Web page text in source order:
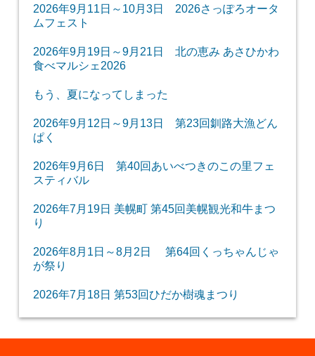
2026年9月11日～10月3日 2026さっぽろオータ
ムフェスト
2026年9月19日～9月21日 北の恵み あさひかわ
食べマルシェ2026
もう、夏になってしまった
2026年9月12日～9月13日 第23回釧路大漁どん
ぱく
2026年9月6日 第40回あいべつきのこの里フェ
スティバル
2026年7月19日 美幌町 第45回美幌観光和牛まつ
り
2026年8月1日～8月2日 第64回くっちゃんじゃ
が祭り
2026年7月18日 第53回ひだか樹魂まつり